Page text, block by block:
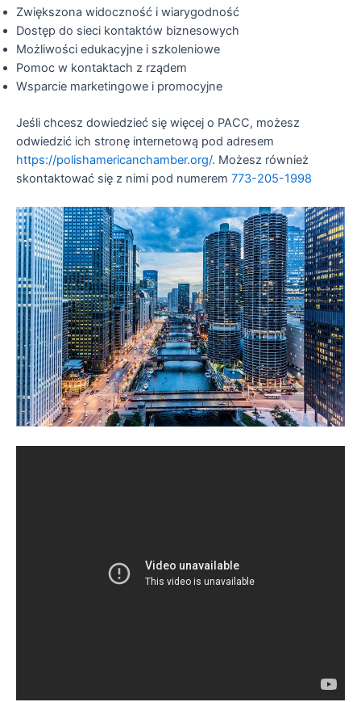
Zwiększona widoczność i wiarygodność
Dostęp do sieci kontaktów biznesowych
Możliwości edukacyjne i szkoleniowe
Pomoc w kontaktach z rządem
Wsparcie marketingowe i promocyjne
Jeśli chcesz dowiedzieć się więcej o PACC, możesz
odwiedzić ich stronę internetową pod adresem
https://polishamericanchamber.org/. Możesz również
skontaktować się z nimi pod numerem 773-205-1998